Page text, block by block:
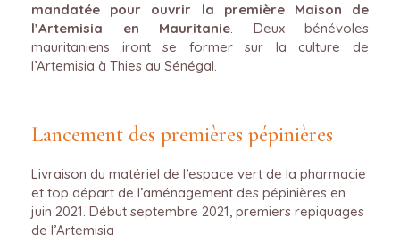
mandatée pour ouvrir la première Maison de
l’Artemisia en Mauritanie. Deux bénévoles
mauritaniens iront se former sur la culture de
l’Artemisia à Thies au Sénégal.
Lancement des premières pépinières
Livraison du matériel de l’espace vert de la pharmacie
et top départ de l’aménagement des pépinières en
juin 2021. Début septembre 2021, premiers repiquages
de l’Artemisia